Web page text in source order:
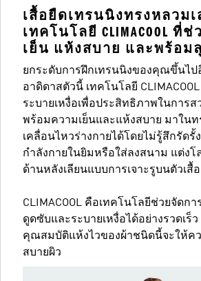
เสื้อยืดเทรนนิงทรงหลวมเ
เทคโนโลยี CLIMACOOL
เย็น แห้งสบาย และพร้อม
ยกระดับการฝึกเทรนนิงของคุณขึ้นไป
อาดิดาสตัวนี้ เทคโนโลยี
ระบายเหงื่อเพื่อประสิทธิภาพในการส
พร้อมความเย็นและแห้งสบาย มาใน
เคลื่อนไหวร่างกายได้โดยไม่รู้สึกรัดรั้
กำลังกายในยิมหรือใส่ลงสนาม แต่งโ
ด้านหลังเลียนแบบการเจาะรูบนตัวเสื้อ
CLIMACOOL คือเทคโนโลยีช่วยจัดก
ดูดซับและระบายเหงื่อได้อย่างรวดเร็ว
คุณสมบัติแห้งไวของผ้าชนิดนี้จะให้ค
สบายผิว